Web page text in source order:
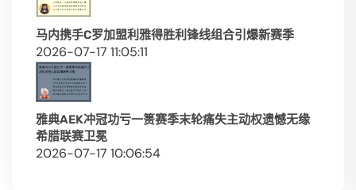
马内携手C罗加盟利雅得胜利锋线组合引爆新赛季
2026-07-17 11:05:11
雅典AEK冲冠功亏一篑赛季末轮痛失主动权遗憾无缘
希腊联赛卫冕
2026-07-17 10:06:54